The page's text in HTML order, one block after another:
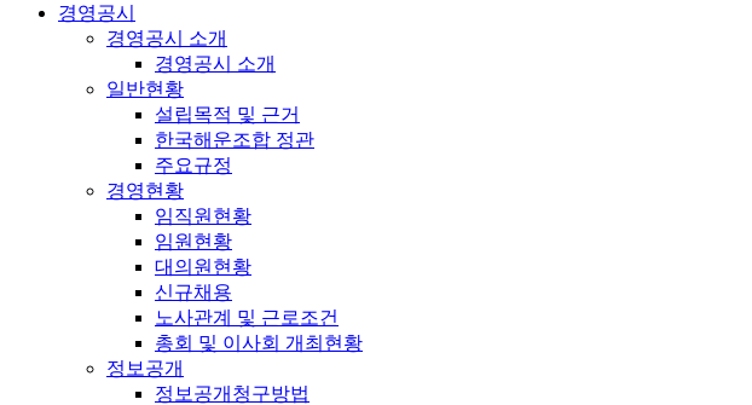
경영공시
경영공시 소개
경영공시 소개
일반현황
설립목적 및 근거
한국해운조합 정관
주요규정
경영현황
임직원현황
임원현황
대의원현황
신규채용
노사관계 및 근로조건
총회 및 이사회 개최현황
정보공개
정보공개청구방법